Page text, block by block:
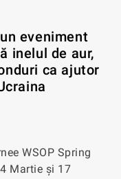
eveniment
inelul de aur,
ca ajutor
WSOP Spring
Martie și 17